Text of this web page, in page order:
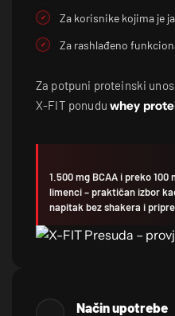
Za korisnike kojima je
Za rashlađeno
Za potpuni proteinski
X-FIT ponudu whey
1.500 mg BCAA i preko
limenci – praktičan izbor
napitak bez shakera i
Način upotrebe